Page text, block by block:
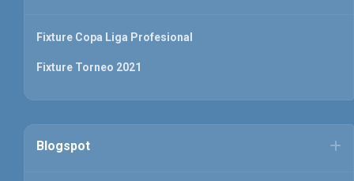
Fixture Copa Liga Profesional
Fixture Torneo 2021
Blogspot